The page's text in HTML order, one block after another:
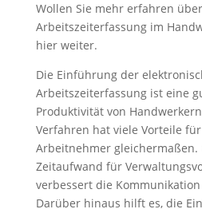
Wollen Sie mehr erfahren
Arbeitszeiterfassung im
hier weiter.
Die Einführung der
Arbeitszeiterfassung ist eine
Produktivität von
Verfahren hat viele Vorteile
Arbeitnehmer gleichermaßen.
Zeitaufwand für
verbessert die
Darüber hinaus hilft es, die